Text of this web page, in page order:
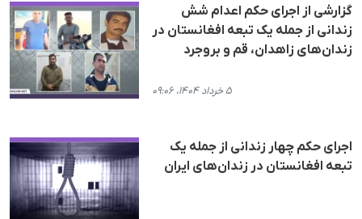
گزارشی از اجرای حکم اعدام شش
زندانی از جمله یک تبعه افغانستان در
زندان‌‌های زاهدان، قم و بروجرد
۵ خرداد ۱۴۰۴، ۰۹:۰۶
اجرای حکم چهار زندانی از جمله یک
تبعه افغانستان در زندان‌های ایران